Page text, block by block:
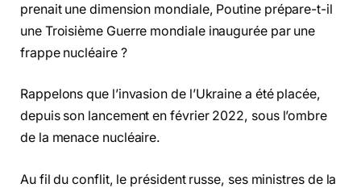
prenait une dimension mondiale, Poutine prépare-t-il
une Troisième Guerre mondiale inaugurée par une
frappe nucléaire ?
Rappelons que l’invasion de l’Ukraine a été placée,
depuis son lancement en février 2022, sous l’ombre
de la menace nucléaire.
Au fil du conflit, le président russe, ses ministres de la